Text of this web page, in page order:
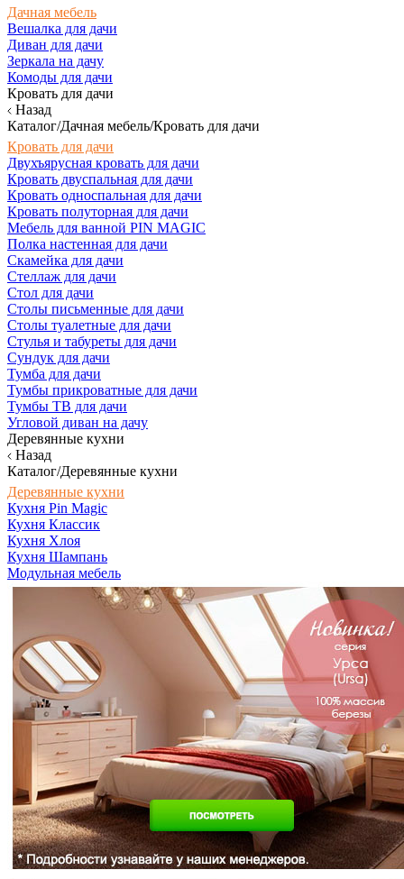
Дачная мебель
Вешалка для дачи
Диван для дачи
Зеркала на дачу
Комоды для дачи
Кровать для дачи
Назад
Каталог/Дачная мебель/Кровать для дачи
Кровать для дачи
Двухъярусная кровать для дачи
Кровать двуспальная для дачи
Кровать односпальная для дачи
Кровать полуторная для дачи
Мебель для ванной PIN MAGIC
Полка настенная для дачи
Скамейка для дачи
Стеллаж для дачи
Стол для дачи
Столы письменные для дачи
Столы туалетные для дачи
Стулья и табуреты для дачи
Сундук для дачи
Тумба для дачи
Тумбы прикроватные для дачи
Тумбы ТВ для дачи
Угловой диван на дачу
Деревянные кухни
Назад
Каталог/Деревянные кухни
Деревянные кухни
Кухня Pin Magic
Кухня Классик
Кухня Хлоя
Кухня Шампань
Модульная мебель